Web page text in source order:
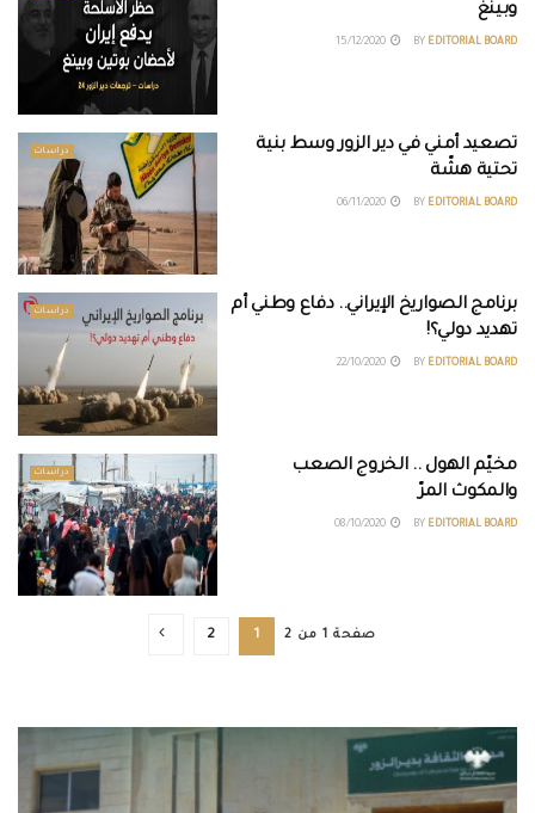
وبينغ
BY EDITORIAL BOARD
دراسات
تصعيد أمني في دير الزور وسط بنية
تحتية هشّة
BY EDITORIAL BOARD
دراسات
برنامج الصواريخ الإيراني.. دفاع وطني أم
تهديد دولي؟!
BY EDITORIAL BOARD
دراسات
مخيّم الهول .. الخروج الصعب
والمكوث المرّ
BY EDITORIAL BOARD
صفحة 1 من 2 1
2